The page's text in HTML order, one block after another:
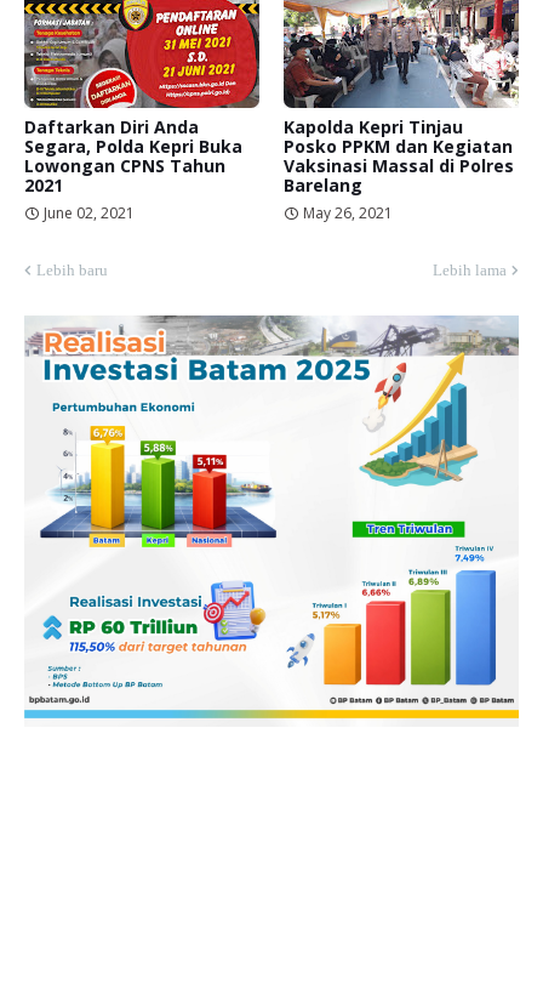
Daftarkan Diri Anda
Segara, Polda Kepri Buka
Lowongan CPNS Tahun
2021
June 02, 2021
Kapolda Kepri Tinjau
Posko PPKM dan Kegiatan
Vaksinasi Massal di Polres
Barelang
May 26, 2021
Lebih baru Lebih lama